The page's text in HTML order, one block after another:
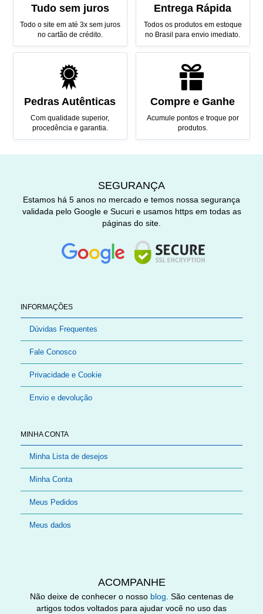
Tudo sem juros
Todo o site em até 3x sem juros
no cartão de crédito.
Entrega Rápida
Todos os produtos em estoque
no Brasil para envio imediato.
Pedras Autênticas
Com qualidade superior,
procedência e garantia.
Compre e Ganhe
Acumule pontos e troque por
produtos.
INFORMAÇÕES
Dúvidas Frequentes
Fale Conosco
Privacidade e Cookie
Envio e devolução
MINHA CONTA
Minha Lista de desejos
Minha Conta
Meus Pedidos
Meus dados
SEGURANÇA
Estamos há 5 anos no mercado e temos nossa segurança
validada pelo Google e Sucuri e usamos https em todas as
páginas do site.
ACOMPANHE
Não deixe de conhecer o nosso blog. São centenas de
artigos todos voltados para ajudar você no uso das